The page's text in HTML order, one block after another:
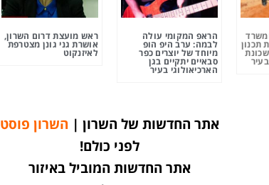
תכנון
הראפ המקומי עולה
לבמה: ערב היפ הופ
מיוחד של יוצרים כפר
סבאיים יתקיים בגן
הארכיאולוגי בעיר
ראש מועצת דרום השרון,
אושרת גני גונן מצטרפת
לאיזנקוט
אתר החדשות של השרון | השרון פוסט
לפני כולם!
אתר החדשות המוביל באיזור